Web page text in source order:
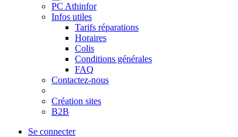
PC Athinfor
Infos utiles
Tarifs réparations
Horaires
Colis
Conditions générales
FAQ
Contactez-nous
Création sites
B2B
Se connecter